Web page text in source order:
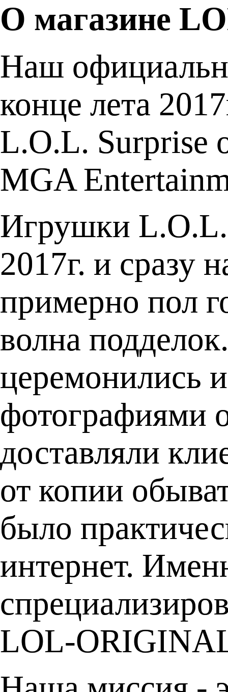
О магазине
Наш
конце лета
L.O.L. Surprise
MGA
Игрушки L.O.L.
2017г. и сразу
примерно пол
волна
церемонились
фотографиями
доставляли
от копии
было
интернет.
LOL-